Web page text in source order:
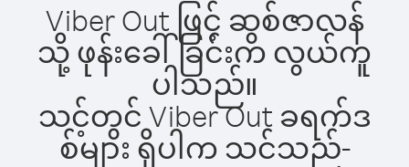
Viber Out ဖြင့် ဆွစ်ဇာလန်
သို့ ဖုန်းခေါ်ခြင်းက လွယ်ကူ
ပါသည်။
သင့်တွင် Viber Out ခရက်ဒ
စ်များ ရှိပါက သင်သည်-